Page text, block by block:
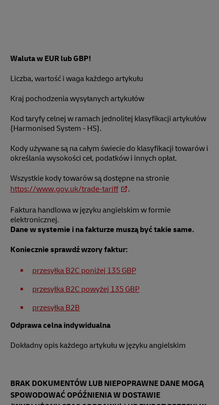
Waluta w EUR lub GBP!
Liczba, wartość i waga każdego artykułu
Kraj pochodzenia wysyłanych artykułów
Kod taryfy celnej w ramach jednolitej klasyfikacji artykułów
(Harmonised System - HS).
Kody używane są na całym świecie do klasyfikacji towarów i
określania wysokości ceł, podatków i innych opłat.
Wszystkie kody towarów są dostępne na stronie
https://www.gov.uk/trade-tariff
.
Faktura handlowa w języku angielskim w formie
elektronicznej.
Dane w systemie i na fakturze muszą być takie same.
Koniecznie sprawdź wzory faktur:
przesyłka B2C poniżej 135 GBP
przesyłka B2C powyżej 135 GBP
przesyłka B2B
Odprawa celna indywidualna
Dokładny opis każdego artykułu w języku angielskim
BRAK DOKUMENTÓW LUB NIEPOPRAWNE DANE MOGĄ
SPOWODOWAĆ OPÓŹNIENIA W DOSTAWIE